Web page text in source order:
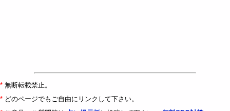
* 無断転載禁止。
* どのページでもご自由にリンクして下さい。